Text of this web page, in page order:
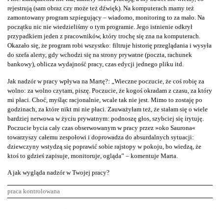
rejestrują (sam obraz czy może też dźwięk). Na komputerach mamy też
zamontowany program szpiegujący – wiadomo, monitoring to za mało. Na
początku nic nie wiedzieliśmy o tym programie. Jego istnienie odkrył
przypadkiem jeden z pracowników, który trochę się zna na komputerach.
Okazało się, że program robi wszystko: filtruje historię przeglądania i wysyła
do szefa alerty, gdy wchodzi się na strony prywatne (poczta, rachunek
bankowy), oblicza wydajność pracy, czas edycji jednego pliku itd.
Jak nadzór w pracy wpływa na Martę?: „Wieczne poczucie, że coś robię za
wolno: za wolno czytam, piszę. Poczucie, że kogoś okradam z czasu, za który
mi płaci. Choć, myśląc racjonalnie, wcale tak nie jest. Mimo to zostaję po
godzinach, za które nikt mi nie płaci. Zauważyłam też, że stałam się o wiele
bardziej nerwowa w życiu prywatnym: podnoszę głos, szybciej się irytuję.
Poczucie bycia cały czas obserwowanym w pracy przez »oko Saurona«
towarzyszy całemu zespołowi i doprowadza do absurdalnych sytuacji:
dziewczyny wstydzą się poprawić sobie rajstopy w pokoju, bo wiedzą, że
ktoś to gdzieś zapisuje, monitoruje, ogląda” – komentuje Marta.
A jak wygląda nadzór w Twojej pracy?
praca kontrolowana